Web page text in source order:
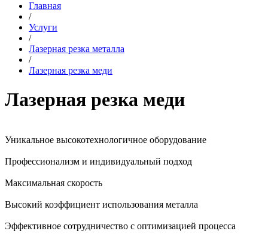
Главная
/
Услуги
/
Лазерная резка металла
/
Лазерная резка меди
Лазерная резка меди
Уникальное высокотехнологичное оборудование
Профессионализм и индивидуальный подход
Максимальная скорость
Высокий коэффициент использования металла
Эффективное сотрудничество с оптимизацией процесса